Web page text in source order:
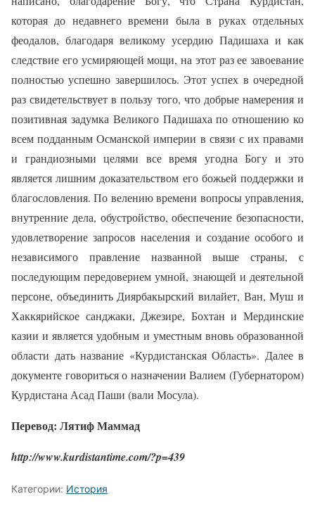
которая до недавнего времени была в руках отдельных
феодалов, благодаря великому усердию Падишаха и как
следствие его усмиряющей мощи, на этот раз ее завоевание
полностью успешно завершилось. Этот успех в очередной
раз свидетельствует в пользу того, что добрые намерения и
позитивная задумка Великого Падишаха по отношению ко
всем подданным Османской империи в связи с их правами
и грандиозными целями все время угодна Богу и это
является лишним доказательством его божьей поддержки и
благословления. По велению времени вопросы управления,
внутренние дела, обустройство, обеспечение безопасности,
удовлетворение запросов населения и создание особого и
независимого правление названной выше страны, с
последующим передоверием умной, знающей и деятельной
персоне, объединить Диярбакырский вилайет, Ван, Муш и
Хаккярийское санджаки, Джезире, Бохтан и Мердинские
казии и является удобным и уместным вновь образованной
области дать название «Курдистанская Область». Далее в
документе говориться о назначении Валием (Губернатором)
Курдистана Асад Паши (вали Мосула).
Перевод: Лятиф Маммад
http://www.kurdistantime.com/?p=439
Категории: История